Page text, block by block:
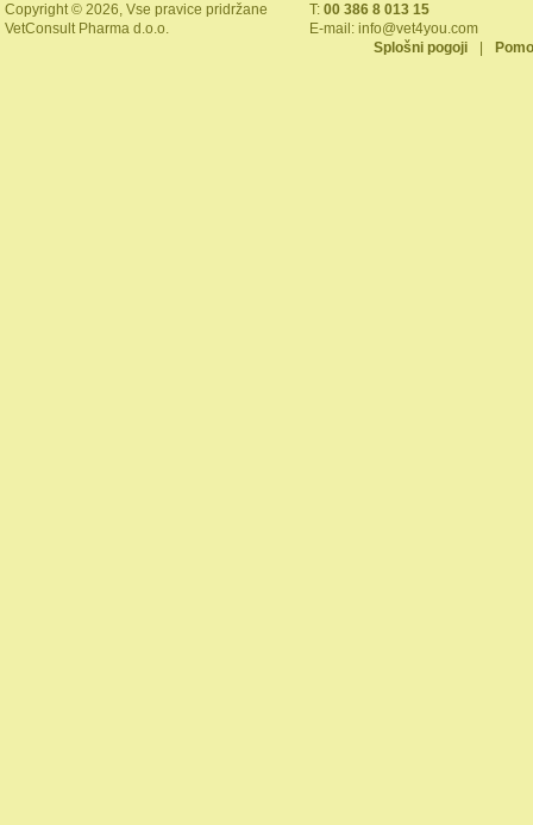
Copyright © 2026, Vse pravice pridržane
VetConsult Pharma d.o.o.
T: 00 386 8 013 15
E-mail: info@vet4you.com
Splošni pogoji